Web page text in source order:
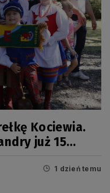
Kociewia.
już 15
1 dzień temu